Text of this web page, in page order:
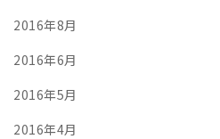
2016年8月
2016年6月
2016年5月
2016年4月